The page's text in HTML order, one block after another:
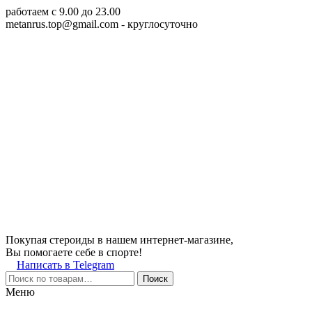
работаем c 9.00 до 23.00
metanrus.top@gmail.com - круглосуточно
Покупая стероиды в нашем интернет-магазине,
Вы помогаете себе в спорте!
Написать в Telegram
Поиск
Меню